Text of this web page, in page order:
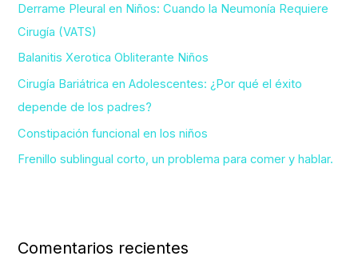
p
o
r
:
Derrame Pleural en Niños: Cuando la Neumonía Requiere
Cirugía (VATS)
Balanitis Xerotica Obliterante Niños
Cirugía Bariátrica en Adolescentes: ¿Por qué el éxito
depende de los padres?
Constipación funcional en los niños
Frenillo sublingual corto, un problema para comer y hablar.
Comentarios recientes